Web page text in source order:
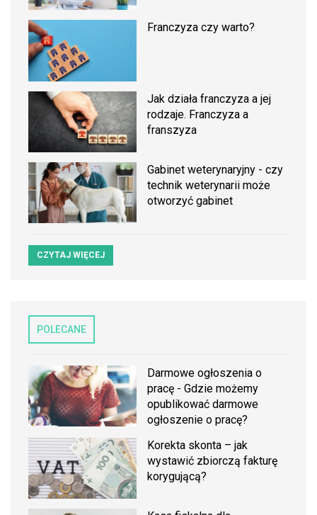
Franczyza czy warto?
Jak działa franczyza a jej
rodzaje. Franczyza a
franszyza
Gabinet weterynaryjny - czy
technik weterynarii może
otworzyć gabinet
CZYTAJ WIĘCEJ
POLECANE
Darmowe ogłoszenia o
pracę - Gdzie możemy
opublikować darmowe
ogłoszenie o pracę?
Korekta skonta – jak
wystawić zbiorczą fakturę
korygującą?